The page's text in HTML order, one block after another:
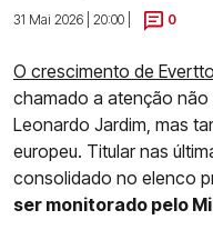
31 Mai 2026 | 20:00 |
0
O crescimento de
chamado a atenção
Leonardo Jardim, mas
europeu. Titular nas
consolidado no elenco
ser monitorado pelo